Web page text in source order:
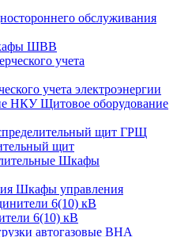
обслуживания
ШВВ
учета электроэнергии
Щитовое оборудование
ГРЩ
щит
Шкафы
Шкафы управления
6(10) кВ